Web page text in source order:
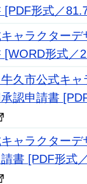
[PDF形式／
ャラクターデ
[WORD形式／
牛久市公式キ
認申請書
ャラクターデ
書 [PDF形式／